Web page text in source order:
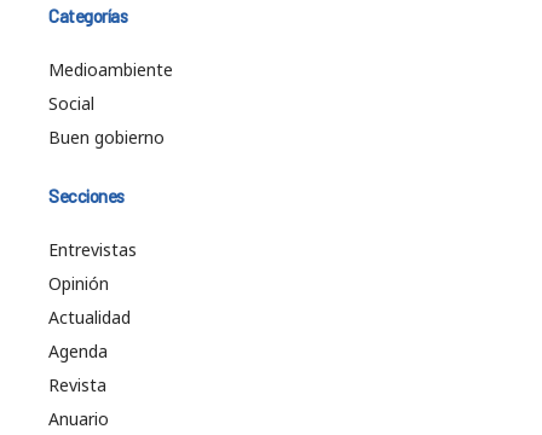
Categorías
Medioambiente
Social
Buen gobierno
Secciones
Entrevistas
Opinión
Actualidad
Agenda
Revista
Anuario